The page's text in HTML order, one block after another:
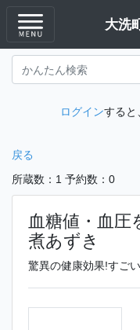
大洗
ログインすると
戻る
所蔵数：1 予約数：0
血糖値・血圧
煮あずき
驚異の健康効果!すご